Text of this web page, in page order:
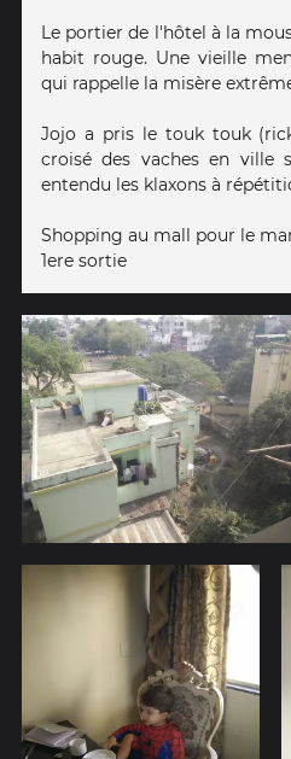
Le portier de l'hôtel à la
habit rouge. Une vieille
qui rappelle la misère
Jojo a pris le touk touk
croisé des vaches en
entendu les klaxons à
Shopping au mall pour le
1ere sortie